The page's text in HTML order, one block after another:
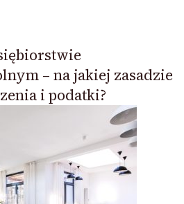
– na jakiej zasadzie
i podatki?